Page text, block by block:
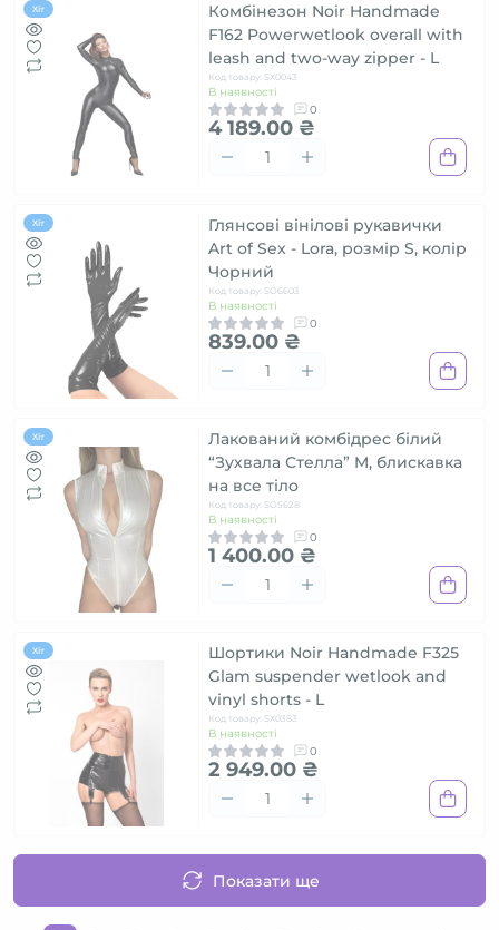
Хіт
Комбінезон Noir Handmade
F162 Powerwetlook overall with
leash and two-way zipper - L
Код товару: SX0043
В наявності
0
4 189.00 ₴
Хіт
Глянсові вінілові рукавички
Art of Sex - Lora, розмір S, колір
Чорний
Код товару: SO6603
В наявності
0
839.00 ₴
Хіт
Лакований комбідрес білий
“Зухвала Стелла” M, блискавка
на все тіло
Код товару: SO5628
В наявності
0
1 400.00 ₴
Хіт
Шортики Noir Handmade F325
Glam suspender wetlook and
vinyl shorts - L
Код товару: SX0383
В наявності
0
2 949.00 ₴
Показати ще